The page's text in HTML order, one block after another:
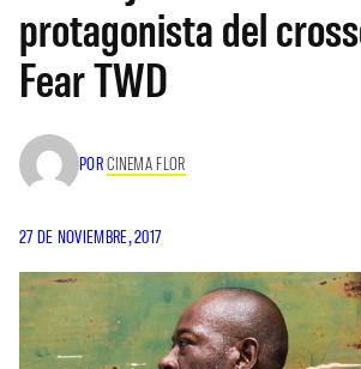
protagonista del
Fear TWD
PORCINEMA FLOR
27 DE NOVIEMBRE, 2017